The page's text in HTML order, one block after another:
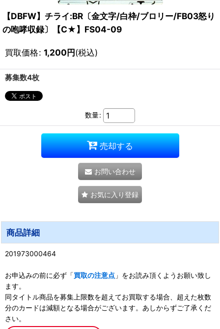
【DBFW】チライ:BR〔金文字/白枠/ブロリー/FB03怒り
の咆哮収録〕【C★】FS04-09
買取価格: 1,200円(税込)
募集数4枚
数量:
売却する
お問い合わせ
お気に入り登録
商品詳細
201973000464
お申込みの前に必ず「買取の注意点 」をお読み頂くようお願い致し
ます。
同タイトル商品を募集上限数を超えてお買取する場合、超えた枚数
分のカードは減額となる場合がございます。あしからずご了承くだ
さい。